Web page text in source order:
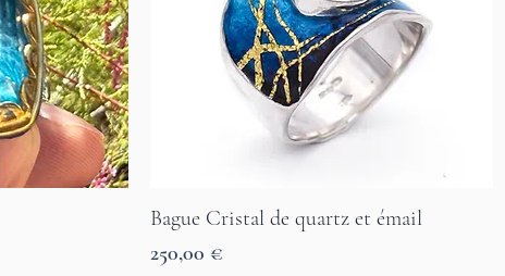
Aperçu rapide
Bague Cristal de quartz et émail
Prix
250,00 €